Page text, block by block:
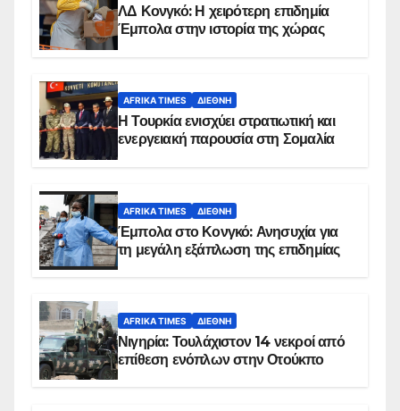
ΛΔ Κονγκό: Η χειρότερη επιδημία
Έμπολα στην ιστορία της χώρας
AFRIKA TIMES ΔΙΕΘΝΉ
Η Τουρκία ενισχύει στρατιωτική και
ενεργειακή παρουσία στη Σομαλία
AFRIKA TIMES ΔΙΕΘΝΉ
Έμπολα στο Κονγκό: Ανησυχία για
τη μεγάλη εξάπλωση της επιδημίας
AFRIKA TIMES ΔΙΕΘΝΉ
Νιγηρία: Τουλάχιστον 14 νεκροί από
επίθεση ενόπλων στην Οτούκπο